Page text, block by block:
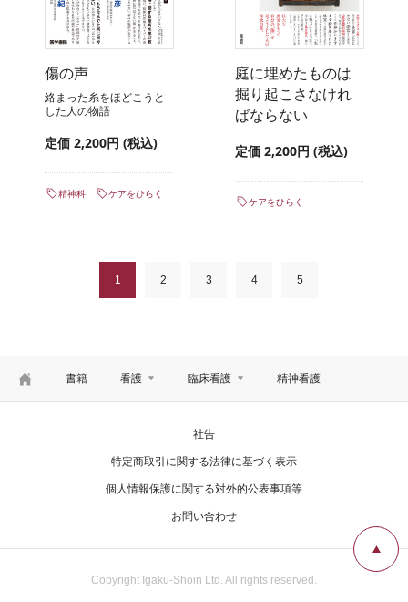
HOME 書籍 看護
リハ・臨床検査他
臨床看護
看護一般
看護過程・看護診断
看護技術
看護研究
精神看護
傷の声
絡まった糸をほどこうと
した人の物語
定価 2,200円 (税込)
精神科 ケアをひらく
庭に埋めたものは
掘り起こさなけれ
ばならない
定価 2,200円 (税込)
ケアをひらく
1 2 3 4 5
社告
特定商取引に関する法律に基づく表示
個人情報保護に関する対外的公表事項等
お問い合わせ
Copyright Igaku-Shoin Ltd. All rights reserved.